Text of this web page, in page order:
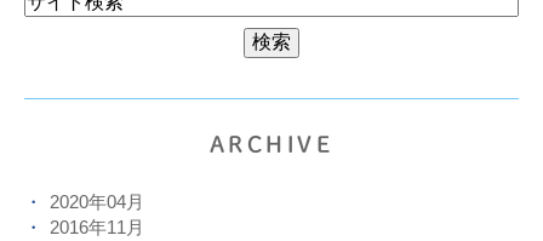
ARCHIVE
2020年04月
2016年11月